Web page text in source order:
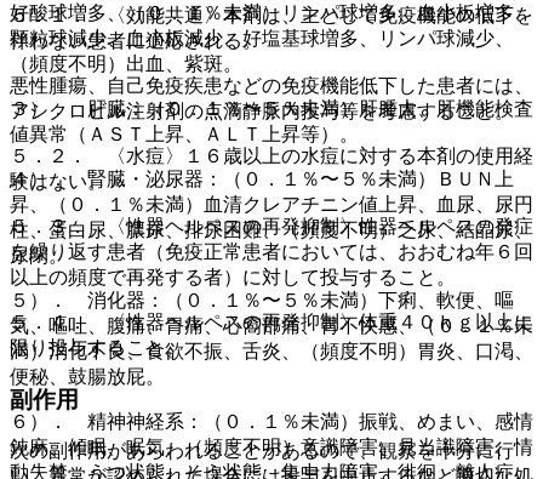
好酸球増多、（０．１％未満）リンパ球増多、血小板増多、
顆粒球減少、血小板減少、好塩基球増多、リンパ球減少、
（頻度不明）出血、紫斑。
３）． 肝臓：（０．１％〜５％未満）肝腫大、肝機能検査
値異常（ＡＳＴ上昇、ＡＬＴ上昇等）。
４）． 腎臓・泌尿器：（０．１％〜５％未満）ＢＵＮ上
昇、（０．１％未満）血清クレアチニン値上昇、血尿、尿円
柱、蛋白尿、膿尿、排尿困難、（頻度不明）乏尿、結晶尿、
尿閉。
５）． 消化器：（０．１％〜５％未満）下痢、軟便、嘔
気、嘔吐、腹痛、胃痛、心窩部痛、胃不快感、（０．１％未
満）消化不良、食欲不振、舌炎、（頻度不明）胃炎、口渇、
便秘、鼓腸放屁。
６）． 精神神経系：（０．１％未満）振戦、めまい、感情
鈍麻、傾眠、眠気、（頻度不明）意識障害、見当識障害、情
動失禁、うつ状態、そう状態、集中力障害、徘徊、離人症、
５．１． 〈効能共通〉本剤は、主として免疫機能の低下を
伴わない患者に適応される。
悪性腫瘍、自己免疫疾患などの免疫機能低下した患者には、
アシクロビル注射剤の点滴静脈内投与等を考慮すること。
５．２． 〈水痘〉１６歳以上の水痘に対する本剤の使用経
験はない。
５．３． 〈性器ヘルペスの再発抑制〉性器ヘルペスの発症
を繰り返す患者（免疫正常患者においては、おおむね年６回
以上の頻度で再発する者）に対して投与すること。
５．４． 〈性器ヘルペスの再発抑制〉体重４０ｋｇ以上に
限り投与すること。
副作用
次の副作用があらわれることがあるので、観察を十分に行